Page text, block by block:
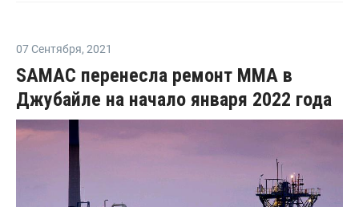
07 Сентября, 2021
SAMAC перенесла ремонт ММА в
Джубайле на начало января 2022 года